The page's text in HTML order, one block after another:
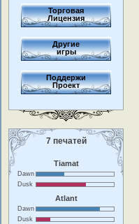
Торговая
Лицензия
Другие
игры
Поддержи
Проект
7 печатей
Tiamat
Dawn
Dusk
Atlant
Dawn
Dusk